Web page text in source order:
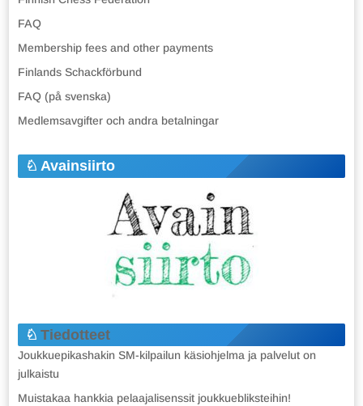
FAQ
Membership fees and other payments
Finlands Schackförbund
FAQ (på svenska)
Medlemsavgifter och andra betalningar
Avainsiirto
Tiedotteet
Joukkuepikashakin SM-kilpailun käsiohjelma ja palvelut on
julkaistu
Muistakaa hankkia pelaajalisenssit joukkuebliksteihin!